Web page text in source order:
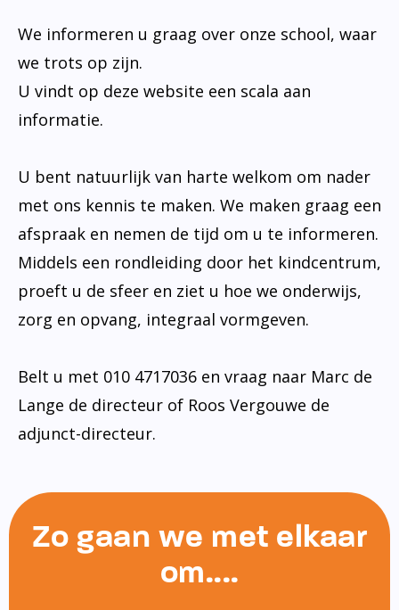
We informeren u graag over onze school, waar
we trots op zijn.
U vindt op deze website een scala aan
informatie.
U bent natuurlijk van harte welkom om nader
met ons kennis te maken. We maken graag een
afspraak en nemen de tijd om u te informeren.
Middels een rondleiding door het kindcentrum,
proeft u de sfeer en ziet u hoe we onderwijs,
zorg en opvang, integraal vormgeven.
Belt u met 010 4717036 en vraag naar Marc de
Lange de directeur of Roos Vergouwe de
adjunct-directeur.
Zo gaan we met elkaar
om....